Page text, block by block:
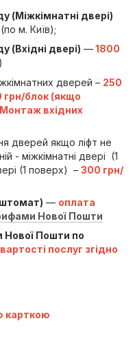
(Міжкімнатні двері)
(по м. Київ);
(Вхідні двері) —1800
дверей – 250
грн/блок (якщо
вхідних
дверей якщо ліфт не
- міжкімнатні двері (1
(1 поверх) – 300 грн/
— оплата
Нової Пошти
Пошти по
послуг згідно
карткою